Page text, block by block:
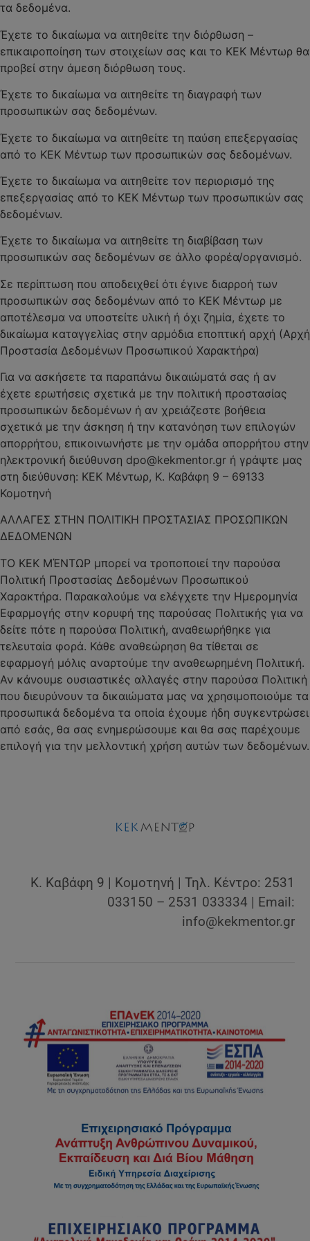
τα δεδομένα.
Έχετε το δικαίωμα να αιτηθείτε την διόρθωση –
επικαιροποίηση των στοιχείων σας και το ΚΕΚ Μέντωρ θα
προβεί στην άμεση διόρθωση τους.
Έχετε το δικαίωμα να αιτηθείτε τη διαγραφή των
προσωπικών σας δεδομένων.
Έχετε το δικαίωμα να αιτηθείτε τη παύση επεξεργασίας
από το ΚΕΚ Μέντωρ των προσωπικών σας δεδομένων.
Έχετε το δικαίωμα να αιτηθείτε τον περιορισμό της
επεξεργασίας από το ΚΕΚ Μέντωρ των προσωπικών σας
δεδομένων.
Έχετε το δικαίωμα να αιτηθείτε τη διαβίβαση των
προσωπικών σας δεδομένων σε άλλο φορέα/οργανισμό.
Σε περίπτωση που αποδειχθεί ότι έγινε διαρροή των
προσωπικών σας δεδομένων από το ΚΕΚ Μέντωρ με
αποτέλεσμα να υποστείτε υλική ή όχι ζημία, έχετε το
δικαίωμα καταγγελίας στην αρμόδια εποπτική αρχή (Αρχή
Προστασία Δεδομένων Προσωπικού Χαρακτήρα)
Για να ασκήσετε τα παραπάνω δικαιώματά σας ή αν
έχετε ερωτήσεις σχετικά με την πολιτική προστασίας
προσωπικών δεδομένων ή αν χρειάζεστε βοήθεια
σχετικά με την άσκηση ή την κατανόηση των επιλογών
απορρήτου, επικοινωνήστε με την ομάδα απορρήτου στην
ηλεκτρονική διεύθυνση dpo@kekmentor.gr ή γράψτε μας
στη διεύθυνση: ΚΕΚ Μέντωρ, Κ. Καβάφη 9 – 69133
Κομοτηνή
ΑΛΛΑΓΕΣ ΣΤΗΝ ΠΟΛΙΤΙΚΗ ΠΡΟΣΤΑΣΙΑΣ ΠΡΟΣΩΠΙΚΩΝ
ΔΕΔΟΜΕΝΩΝ
ΤΟ ΚΕΚ ΜΈΝΤΩΡ μπορεί να τροποποιεί την παρούσα
Πολιτική Προστασίας Δεδομένων Προσωπικού
Χαρακτήρα. Παρακαλούμε να ελέγχετε την Ημερομηνία
Εφαρμογής στην κορυφή της παρούσας Πολιτικής για να
δείτε πότε η παρούσα Πολιτική, αναθεωρήθηκε για
τελευταία φορά. Κάθε αναθεώρηση θα τίθεται σε
εφαρμογή μόλις αναρτούμε την αναθεωρημένη Πολιτική.
Αν κάνουμε ουσιαστικές αλλαγές στην παρούσα Πολιτική
που διευρύνουν τα δικαιώματα μας να χρησιμοποιούμε τα
προσωπικά δεδομένα τα οποία έχουμε ήδη συγκεντρώσει
από εσάς, θα σας ενημερώσουμε και θα σας παρέχουμε
επιλογή για την μελλοντική χρήση αυτών των δεδομένων.
Κ. Καβάφη 9 | Κομοτηνή | Τηλ. Κέντρο: 2531
033150 – 2531 033334 | Email:
info@kekmentor.gr